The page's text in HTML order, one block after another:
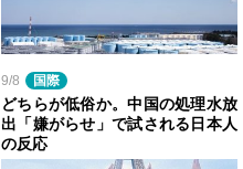
9/8 国際
どちらが低俗か。中国の処理水放
出「嫌がらせ」で試される日本人
の反応